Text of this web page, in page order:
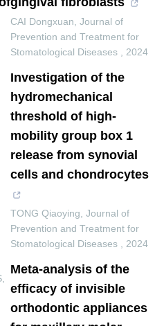
CAI Dongxuan Journal of
Prevention and Treatment for
Stomatological Diseases
2024
Investigation of the
hydromechanical
threshold of high-
mobility group box 1
release from synovial
cells and chondrocytes
TONG Qiaoying Journal of
Prevention and Treatment for
Stomatological Diseases
2024
Meta-analysis of the
efficacy of invisible
orthodontic appliances